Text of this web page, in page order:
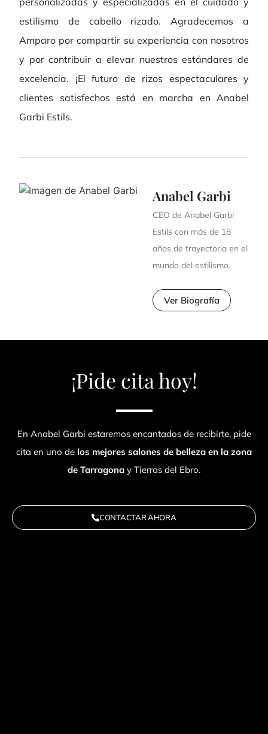
estilismo de cabello rizado. Agradecemos a
Amparo por compartir su experiencia con nosotros
y por contribuir a elevar nuestros estándares de
excelencia. ¡El futuro de rizos espectaculares y
clientes satisfechos está en marcha en Anabel
Garbi Estils.
Anabel Garbi
CEO de Anabel Garbi
Estils con más de 18
años de trayectoria en el
mundo del estilismo.
Ver Biografía
¡Pide cita hoy!
En Anabel Garbi estaremos encantados de recibirte, pide
cita en uno de los mejores salones de belleza en la zona
de Tarragona y Tierras del Ebro.
CONTACTAR AHORA